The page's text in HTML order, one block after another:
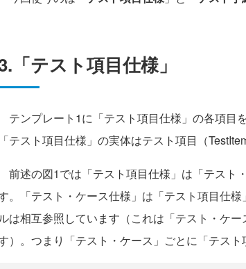
「テスト項目仕様」
テンプレート1に「テスト項目仕様」の各項目
「テスト項目仕様」の実体はテスト項目（
前述の図1では「テスト項目仕様」は「テスト
。「テスト・ケース仕様」は「テスト項目仕
は相互参照しています（これは「テスト・ケ
）。つまり「テスト・ケース」ごとに「テスト